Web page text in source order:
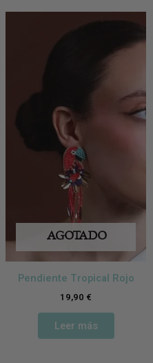
AGOTADO
Pendiente Tropical Rojo
19,90 €
Leer más